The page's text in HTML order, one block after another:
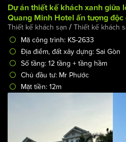
Dự án thiết kế khách xanh giữa
Quang Minh Hotel ấn tượng độc
Thiết kế khách sạn /Thiết kế khách
Mã công trình: KS-2633
Chủ đầu tư: Mr Phước
Mặt tiền: 12m